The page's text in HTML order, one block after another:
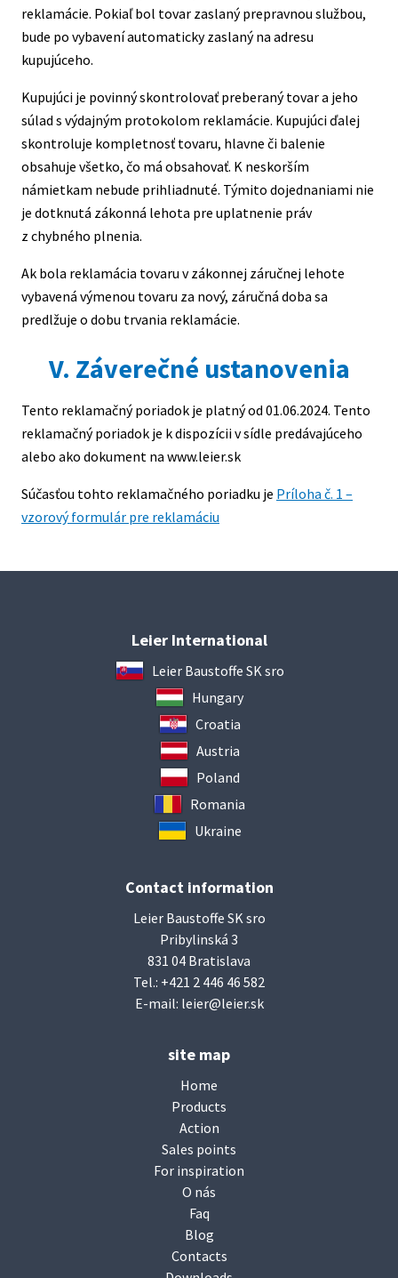
reklamácie. Pokiaľ bol tovar zaslaný prepravnou službou,
bude po vybavení automaticky zaslaný na adresu
kupujúceho.
Kupujúci je povinný skontrolovať preberaný tovar a jeho
súlad s výdajným protokolom reklamácie. Kupujúci ďalej
skontroluje kompletnosť tovaru, hlavne či balenie
obsahuje všetko, čo má obsahovať. K neskorším
námietkam nebude prihliadnuté. Týmito dojednaniami nie
je dotknutá zákonná lehota pre uplatnenie práv
z chybného plnenia.
Ak bola reklamácia tovaru v zákonnej záručnej lehote
vybavená výmenou tovaru za nový, záručná doba sa
predlžuje o dobu trvania reklamácie.
V. Záverečné ustanovenia
Tento reklamačný poriadok je platný od 01.06.2024. Tento
reklamačný poriadok je k dispozícii v sídle predávajúceho
alebo ako dokument na www.leier.sk
Súčasťou tohto reklamačného poriadku je Príloha č. 1 –
vzorový formulár pre reklamáciu
Leier International
Leier Baustoffe SK sro
Hungary
Croatia
Austria
Poland
Romania
Ukraine
Contact information
Leier Baustoffe SK sro
Pribylinská 3
831 04 Bratislava
Tel.: +421 2 446 46 582
E-mail: leier@leier.sk
site map
Home
Products
Action
Sales points
For inspiration
O nás
Faq
Blog
Contacts